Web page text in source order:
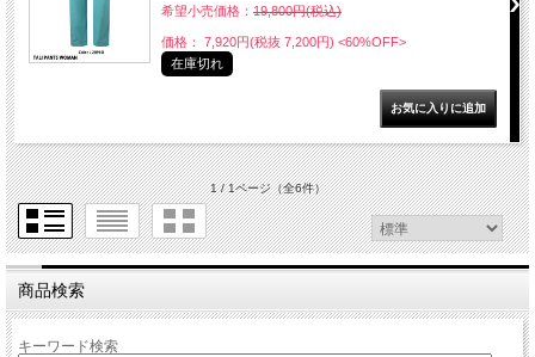
希望小売価格： 19,800円(税込)
価格： 7,920円(税抜 7,200円) <60%OFF>
在庫切れ
1 / 1ページ（全6件）
商品検索
キーワード検索